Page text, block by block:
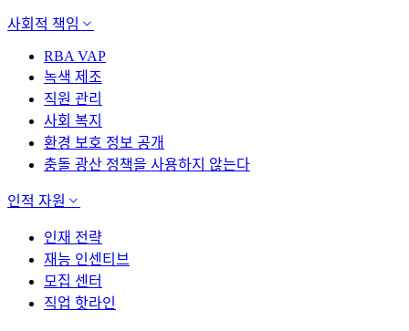
사회적 책임
RBA VAP
녹색 제조
직원 관리
사회 복지
환경 보호 정보 공개
충돌 광산 정책을 사용하지 않는다
인적 자원
인재 전략
재능 인센티브
모집 센터
직업 핫라인